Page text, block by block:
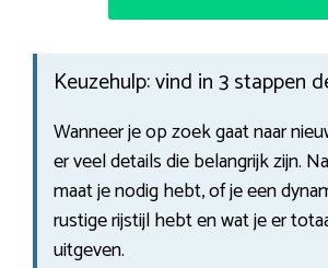
Keuzehulp: vind in 3 stappen
Wanneer je op zoek gaat naar
er veel details die belangrijk zijn.
maat je nodig hebt, of je een
rustige rijstijl hebt en wat je er
uitgeven.